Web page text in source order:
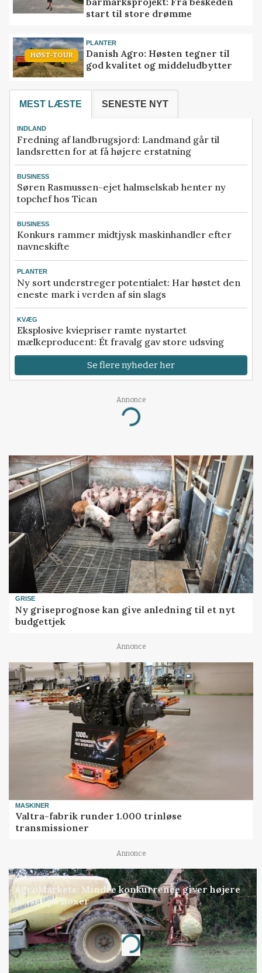
start til store drømme
HØST-TOUR
PLANTER
Danish Agro: Høsten tegner til
god kvalitet og middeludbytter
MEST LÆSTE SENESTE NYT
INDLAND
Fredning af landbrugsjord: Landmand går til
landsretten for at få højere erstatning
BUSINESS
Søren Rasmussen-ejet halmselskab henter ny
topchef hos Tican
BUSINESS
Konkurs rammer midtjysk maskinhandler efter
navneskifte
PLANTER
Ny sort understreger potentialet: Har høstet den
eneste mark i verden af sin slags
KVÆG
Eksplosive kviepriser ramte nystartet
mælkeproducent: Ét fravalg gav store udsving
Se flere nyheder her
Annonce
Loading...
GRISE
Ny griseprognose kan give anledning til et nyt
budgettjek
Annonce
MASKINER
Valtra-fabrik runder 1.000 trinløse
transmissioner
Annonce
MARKED
AgroMarkets: Mindre konkurrence giver højere
priser på Boxer
Annonce
Loading...